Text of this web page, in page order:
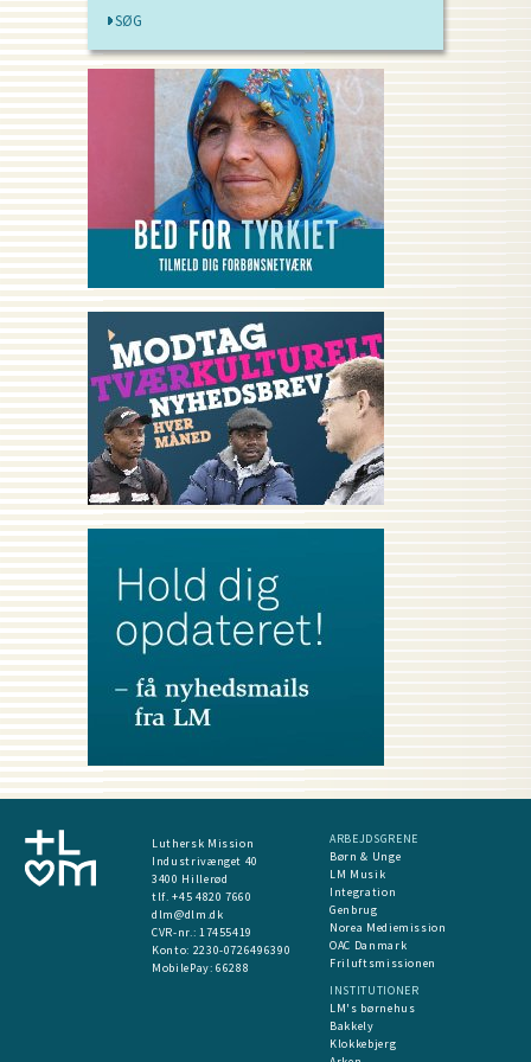
Luthersk Mission
Industrivænget 40
3400 Hillerød
tlf. +45 4820 7660
dlm@dlm.dk
CVR-nr.: 17455419
​Konto: 2230-0726496390
MobilePay:66288
ARBEJDSGRENE
Børn & Unge
LM Musik
Integration
Genbrug
Norea Mediemission
OAC Danmark
Friluftsmissionen
INSTITUTIONER
LM's børnehus
Bakkely
Klokkebjerg